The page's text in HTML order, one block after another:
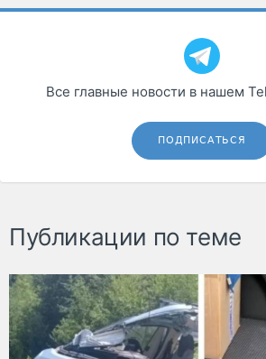
Все главные новости в нашем
ПОДПИСАТЬСЯ
Публикации по теме